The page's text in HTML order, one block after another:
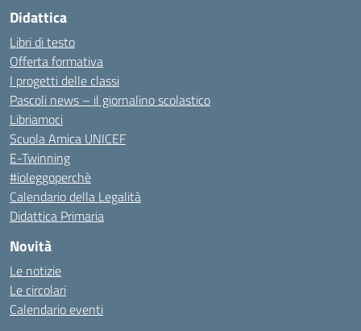
Didattica
Libri di testo
Offerta formativa
I progetti delle classi
Pascoli news – il giornalino scolastico
Libriamoci
Scuola Amica UNICEF
E-Twinning
#ioleggoperchè
Calendario della Legalità
Didattica Primaria
Novità
Le notizie
Le circolari
Calendario eventi